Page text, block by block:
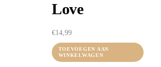
Love
€14,99
TOEVOEGEN AAN
WINKELWAGEN